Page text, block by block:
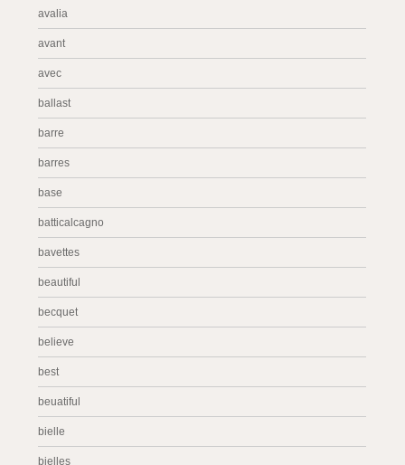
avalia
avant
avec
ballast
barre
barres
base
batticalcagno
bavettes
beautiful
becquet
believe
best
beuatiful
bielle
bielles